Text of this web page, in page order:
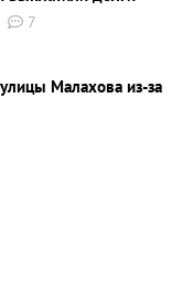
7
Малахова из-за